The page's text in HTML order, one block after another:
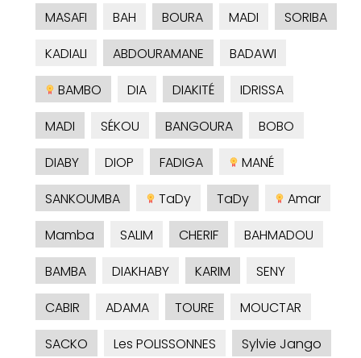
MASAFI
BAH BOURA MADI
SORIBA
KADIALI
ABDOURAMANE
BADAWI
BAMBO
DIA DIAKITÉ
IDRISSA
MADI
SÉKOU BANGOURA
BOBO
DIABY
DIOP FADIGA
MANÉ
SANKOUMBA
TaDy TaDy
Amar
Mamba
SALIM CHERIF
BAHMADOU
BAMBA
DIAKHABY KARIM
SENY
CABIR
ADAMA TOURE
MOUCTAR
SACKO
Les POLISSONNES
Sylvie Jango